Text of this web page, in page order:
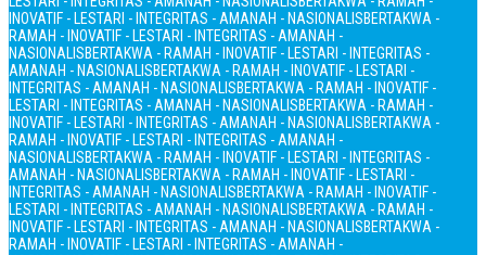
INOVATIF - LESTARI - INTEGRITAS - AMANAH - NASIONALISBERTAKWA -
RAMAH - INOVATIF - LESTARI - INTEGRITAS - AMANAH -
NASIONALISBERTAKWA - RAMAH - INOVATIF - LESTARI - INTEGRITAS -
AMANAH - NASIONALISBERTAKWA - RAMAH - INOVATIF - LESTARI -
INTEGRITAS - AMANAH - NASIONALISBERTAKWA - RAMAH - INOVATIF -
LESTARI - INTEGRITAS - AMANAH - NASIONALISBERTAKWA - RAMAH -
INOVATIF - LESTARI - INTEGRITAS - AMANAH - NASIONALISBERTAKWA -
RAMAH - INOVATIF - LESTARI - INTEGRITAS - AMANAH -
NASIONALISBERTAKWA - RAMAH - INOVATIF - LESTARI - INTEGRITAS -
AMANAH - NASIONALISBERTAKWA - RAMAH - INOVATIF - LESTARI -
INTEGRITAS - AMANAH - NASIONALISBERTAKWA - RAMAH - INOVATIF -
LESTARI - INTEGRITAS - AMANAH - NASIONALISBERTAKWA - RAMAH -
INOVATIF - LESTARI - INTEGRITAS - AMANAH - NASIONALISBERTAKWA -
RAMAH - INOVATIF - LESTARI - INTEGRITAS - AMANAH -